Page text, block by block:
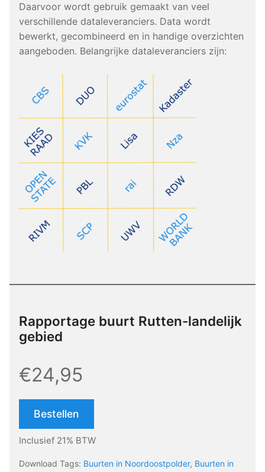
Daarvoor wordt gebruik gemaakt van veel
verschillende dataleveranciers. Data wordt
bewerkt, gecombineerd en in handige overzichten
aangeboden. Belangrijke dataleveranciers zijn:
Rapportage buurt Rutten-landelijk
gebied
€24,95
Bestellen
Inclusief 21% BTW
Download Tags: Buurten in Noordoostpolder, Buurten in